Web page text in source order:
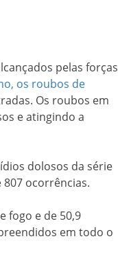
pelas forças
os roubos de
Os roubos em
e atingindo a
dolosos da série
ocorrências.
fogo e de 50,9
em todo o